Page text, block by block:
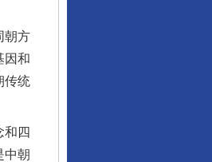
朝方
因和
传统
四
中朝